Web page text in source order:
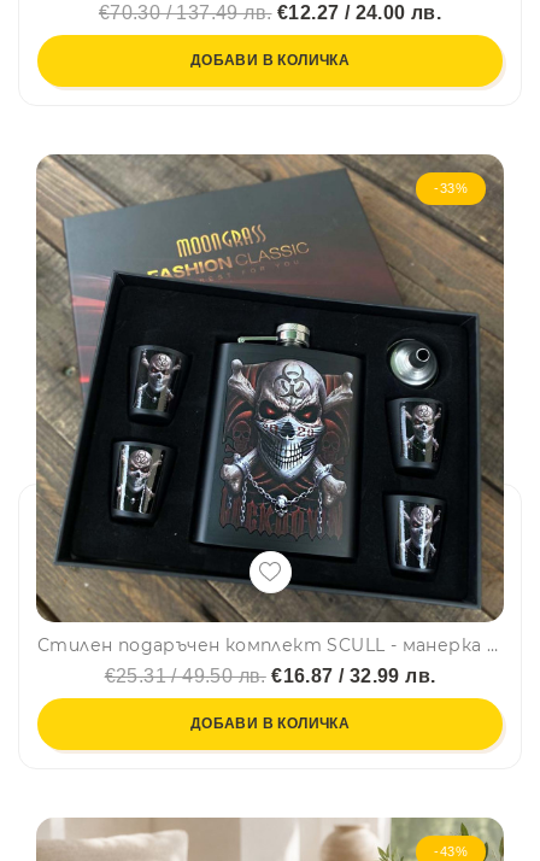
€70.30 / 137.49 лв.€12.27 / 24.00 лв.
ДОБАВИ В КОЛИЧКА
-33%
Стилен подаръчен комплект SCULL - манерка за алкохол, чашки и фунийка DJH1802
€25.31 / 49.50 лв.€16.87 / 32.99 лв.
ДОБАВИ В КОЛИЧКА
-43%